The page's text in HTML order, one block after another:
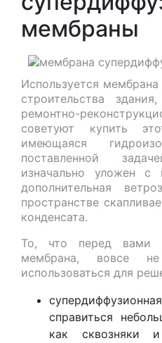
мембраны
Используется
строительства
ремонтно-
советуют купить
имеющаяся
поставленной
изначально уложен с
дополнительная
пространстве
конденсата.
То, что перед вами
мембрана, вовсе
использоваться для
справиться
как сквозняки